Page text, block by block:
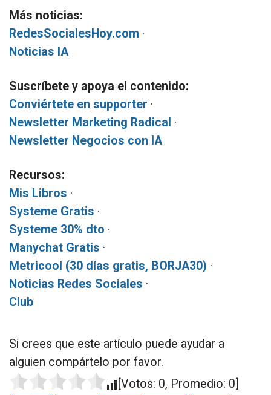
Más noticias:
RedesSocialesHoy.com ·
Noticias IA
Suscríbete y apoya el contenido:
Conviértete en supporter ·
Newsletter Marketing Radical ·
Newsletter Negocios con IA
Recursos:
Mis Libros ·
Systeme Gratis ·
Systeme 30% dto ·
Manychat Gratis ·
Metricool (30 días gratis, BORJA30) ·
Noticias Redes Sociales ·
Club
Si crees que este artículo puede ayudar a
alguien compártelo por favor.
[Votos: 0, Promedio: 0